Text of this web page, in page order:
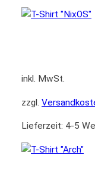
inkl. MwSt.
zzgl.
Lieferzeit: 4-5